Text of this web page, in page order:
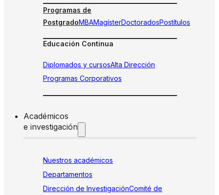
Programas de
PostgradoMBAMagísterDoctoradosPostítulos
Educación Continua
Diplomados y cursosAlta Dirección
Programas Corporativos
Académicos
e investigación
Nuestros académicos
Departamentos
Dirección de InvestigaciónComité de